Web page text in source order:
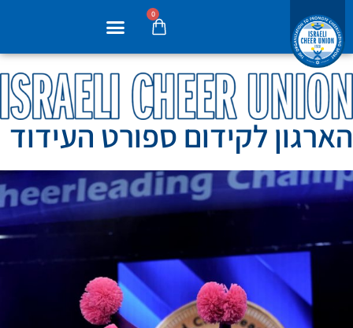
0
הארגון לקידום ספורט העידוד